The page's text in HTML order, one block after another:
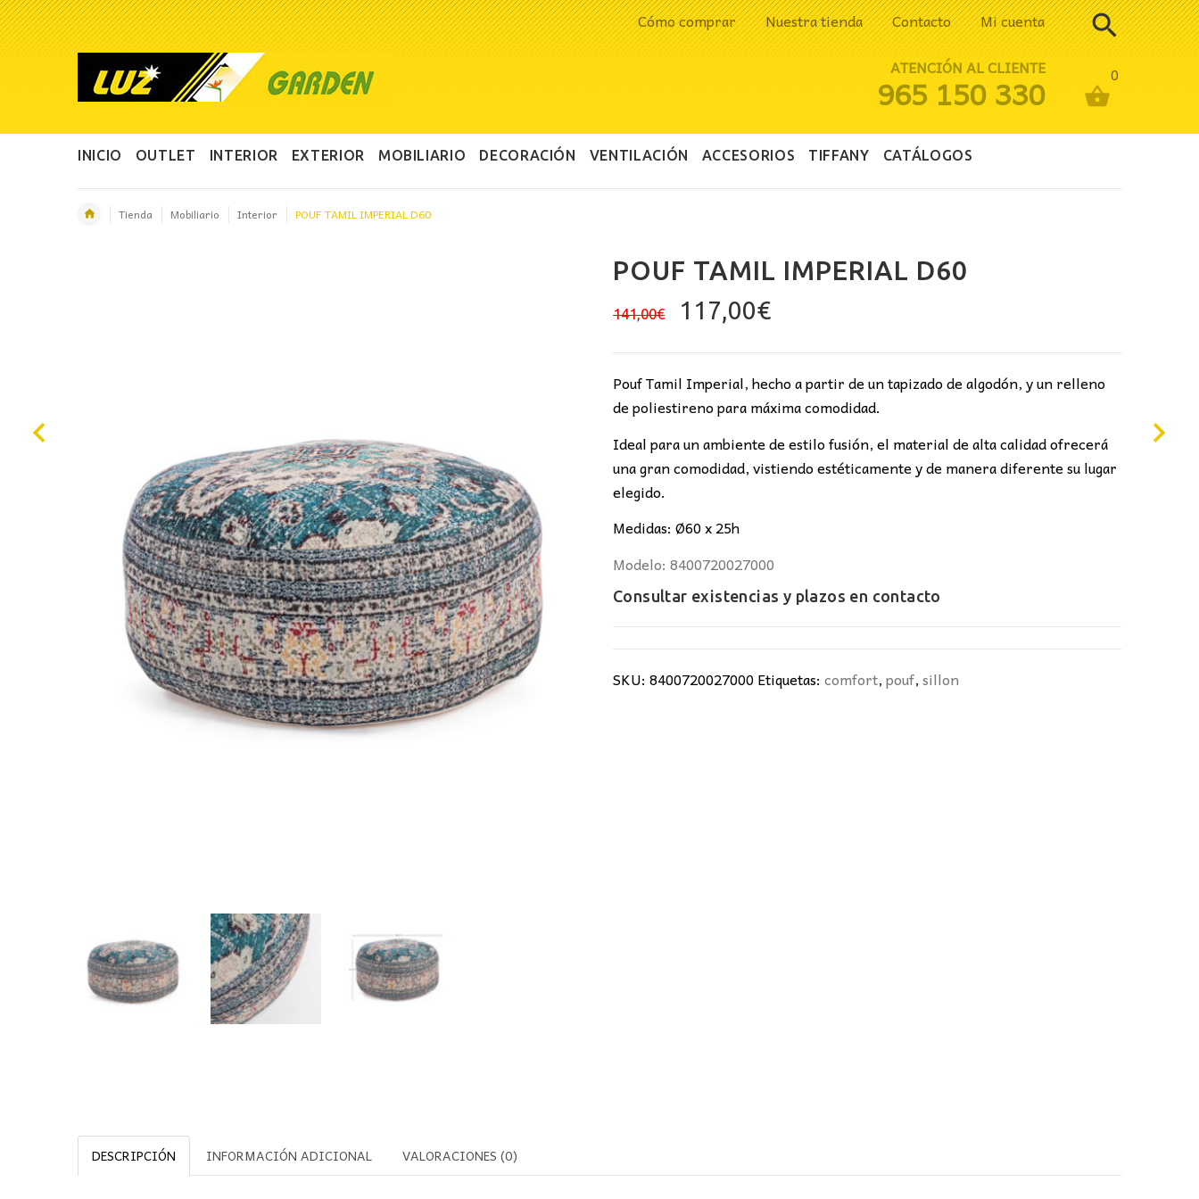
Cómo comprar Nuestra tienda Contacto Mi cuenta
0
ATENCIÓN AL CLIENTE
965 150 330
INICIO OUTLET INTERIOR EXTERIOR MOBILIARIO DECORACIÓN VENTILACIÓN ACCESORIOS TIFFANY CATÁLOGOS
Tienda Mobiliario Interior POUF TAMIL IMPERIAL D60
POUF TAMIL IMPERIAL D60
141,00€
El
original
era:
141,00€.
117,00€El
actual
es:
117,00€.
Pouf Tamil Imperial, hecho a partir de un tapizado de algodón, y un relleno
de poliestireno para máxima comodidad.
Ideal para un ambiente de estilo fusión, el material de alta calidad ofrecerá
una gran comodidad, vistiendo estéticamente y de manera diferente su lugar
elegido.
Medidas: Ø60 x 25h
Modelo: 8400720027000
Consultar existencias y plazos en contacto
SKU: 8400720027000Etiquetas: comfort,pouf,sillon
DESCRIPCIÓN INFORMACIÓN ADICIONAL VALORACIONES (0)